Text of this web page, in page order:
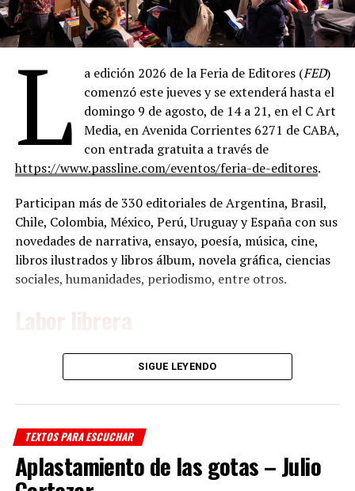
L a edición 2026 de la Feria de Editores (FED)
comenzó este jueves y se extenderá hasta el
domingo 9 de agosto, de 14 a 21, en el C Art
Media, en Avenida Corrientes 6271 de CABA,
con entrada gratuita a través de
https://www.passline.com/eventos/feria-de-editores.
Participan más de 330 editoriales de Argentina, Brasil,
Chile, Colombia, México, Perú, Uruguay y España con sus
novedades de narrativa, ensayo, poesía, música, cine,
libros ilustrados y libros álbum, novela gráfica, ciencias
sociales, humanidades, periodismo, entre otros.
Por sexto año consecutivo, se entrega un
reconocimiento al trabajo de las librerías. En esta
deSoledad Graffigna. Como premio obtuvo 4.000.000
de pesos para comprar libros, más el 50% de descuento
en todos los stands adheridos de la feria.
Volcán azul libros
(Córdoba) es una librería
SIGUE LEYENDO
TEXTOS PARA ESCUCHAR
Aplastamiento de las gotas – Julio